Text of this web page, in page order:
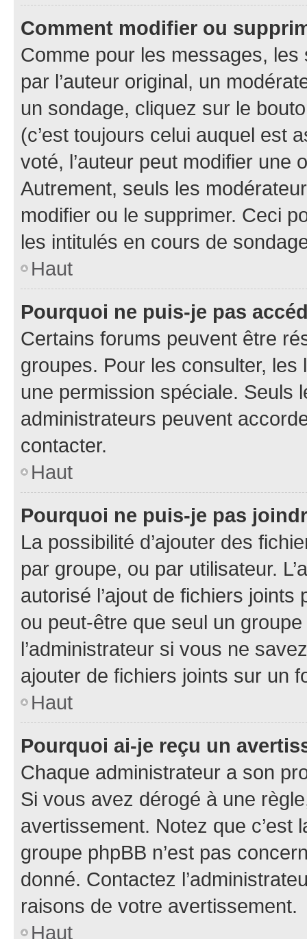
Comment modifier ou
Comme pour les messages,
par l’auteur original, un
un sondage, cliquez sur le
(c’est toujours celui auquel est
voté, l’auteur peut modifier une
Autrement, seuls les
modifier ou le supprimer. Ceci
les intitulés en cours de
Haut
Pourquoi ne puis-je pas
Certains forums peuvent être
groupes. Pour les consulter,
une permission spéciale. Seuls
administrateurs peuvent
contacter.
Haut
Pourquoi ne puis-je pas
La possibilité d’ajouter des
par groupe, ou par utilisateur.
autorisé l’ajout de fichiers
ou peut-être que seul un
l’administrateur si vous ne
ajouter de fichiers joints sur un
Haut
Pourquoi ai-je reçu un
Chaque administrateur a son
Si vous avez dérogé à une
avertissement. Notez que c’est
groupe phpBB n’est pas
donné. Contactez
raisons de votre avertissement.
Haut